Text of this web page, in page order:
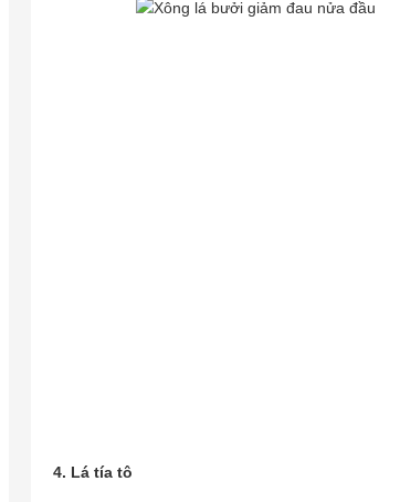
4. Lá tía tô